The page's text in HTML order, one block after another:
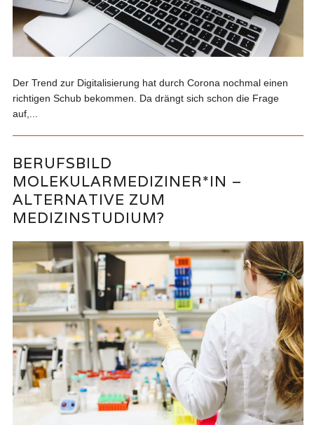
Der Trend zur Digitalisierung hat durch Corona nochmal einen
richtigen Schub bekommen. Da drängt sich schon die Frage
auf,...
BERUFSBILD
MOLEKULARMEDIZINER*IN –
ALTERNATIVE ZUM
MEDIZINSTUDIUM?